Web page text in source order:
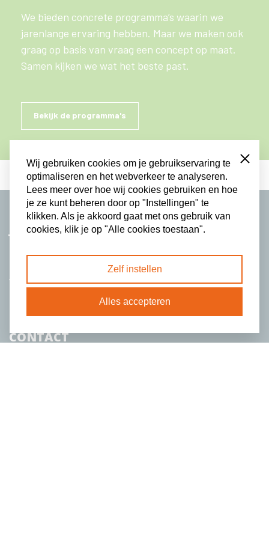
We bieden concrete programma’s waarin we
jarenlange ervaring hebben. Maar we maken ook
graag op basis van vraag een concept op maat.
Samen kijken we wat het beste past.
Bekijk de programma's
JONGEREN ACTIVEREN
WIE ZIJN WIJ
CONTACT
Wij gebruiken cookies om je gebruikservaring te
optimaliseren en het webverkeer te analyseren.
Lees meer over hoe wij cookies gebruiken en hoe
je ze kunt beheren door op "Instellingen" te
klikken. Als je akkoord gaat met ons gebruik van
cookies, klik je op "Alle cookies toestaan".
Close
Zelf instellen
Alles accepteren